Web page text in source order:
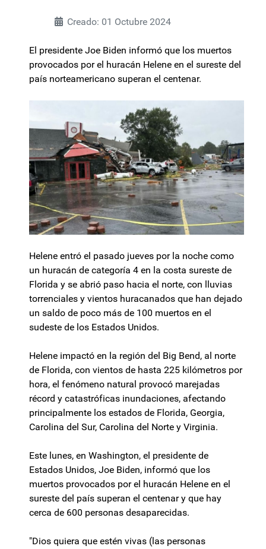
Creado: 01 Octubre 2024
El presidente Joe Biden informó que los muertos
provocados por el huracán Helene en el sureste del
país norteamericano superan el centenar.
Helene entró el pasado jueves por la noche como
un huracán de categoría 4 en la costa sureste de
Florida y se abrió paso hacia el norte, con lluvias
torrenciales y vientos huracanados que han dejado
un saldo de poco más de 100 muertos en el
sudeste de los Estados Unidos.
Helene impactó en la región del Big Bend, al norte
de Florida, con vientos de hasta 225 kilómetros por
hora, el fenómeno natural provocó marejadas
récord y catastróficas inundaciones, afectando
principalmente los estados de Florida, Georgia,
Carolina del Sur, Carolina del Norte y Virginia.
Este lunes, en Washington, el presidente de
Estados Unidos, Joe Biden, informó que los
muertos provocados por el huracán Helene en el
sureste del país superan el centenar y que hay
cerca de 600 personas desaparecidas.
"Dios quiera que estén vivas (las personas